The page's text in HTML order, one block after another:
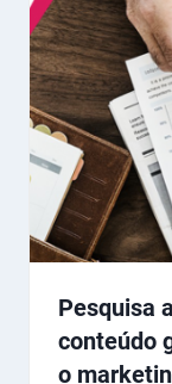
Pesquisa
conteúdo
o